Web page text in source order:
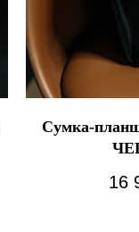
Сумка-
16